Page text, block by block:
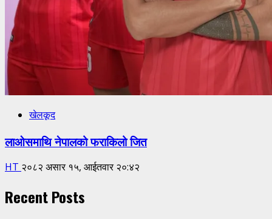
खेलकूद
लाओसमाथि नेपालको फराकिलो जित
HT २०८२ असार १५, आईतवार २०:४२
Recent Posts